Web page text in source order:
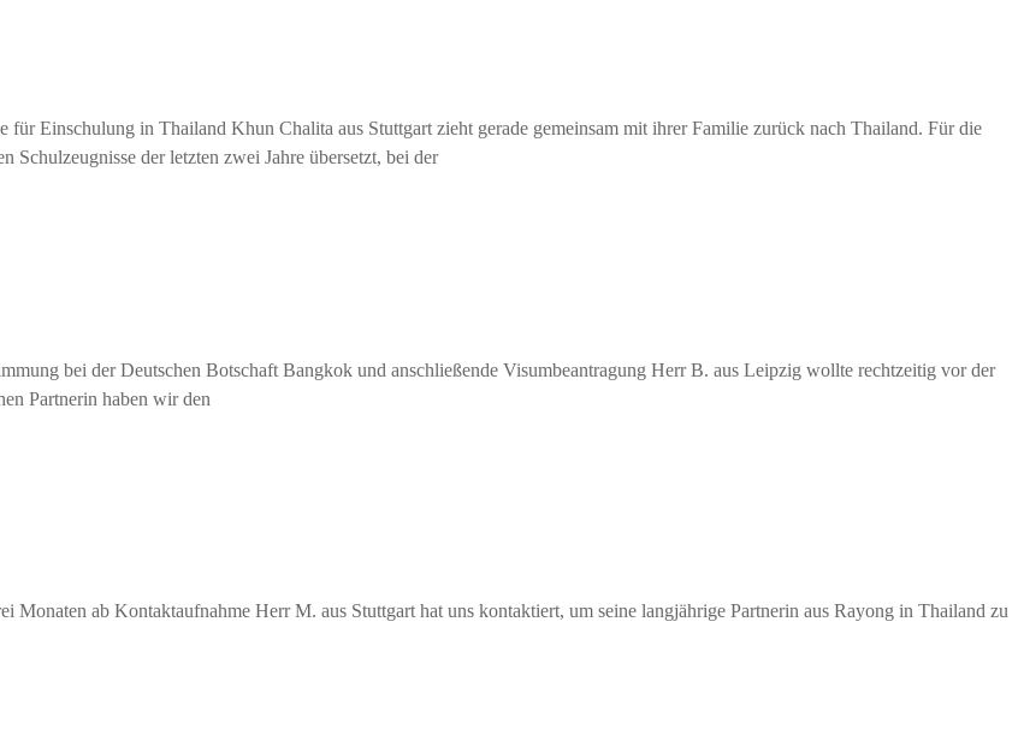
für Einschulung in Thailand Khun Chalita aus Stuttgart zieht gerade gemeinsam mit ihrer Familie zurück nach Thailand. Für die
Schulzeugnisse der letzten zwei Jahre übersetzt, bei der
bei der Deutschen Botschaft Bangkok und anschließende Visumbeantragung Herr B. aus Leipzig wollte rechtzeitig vor der
Partnerin haben wir den
ab Kontaktaufnahme Herr M. aus Stuttgart hat uns kontaktiert, um seine langjährige Partnerin aus Rayong in Thailand zu